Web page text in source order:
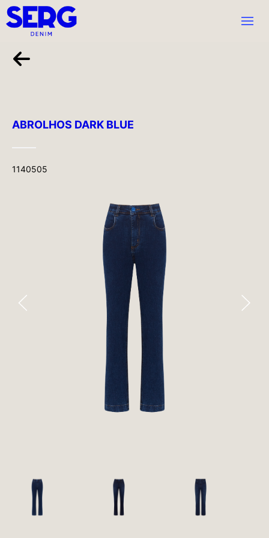
ABROLHOS DARK BLUE
1140505